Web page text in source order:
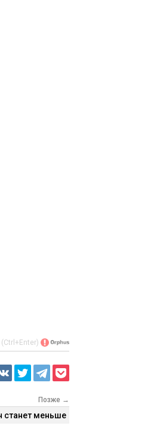
Позже →
станет меньше